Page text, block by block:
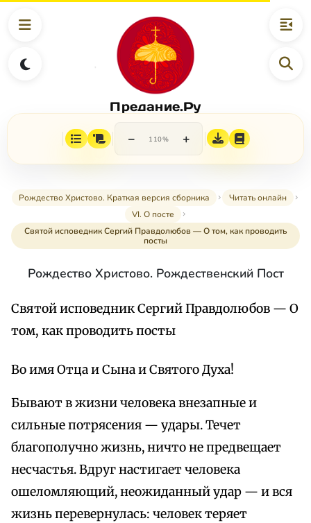
Предание.Ру
− 110% +
Рождество Христово. Краткая версия сборника
Читать онлайн
VI. О посте
Святой исповедник Сергий Правдолюбов — О том, как проводить
посты
Рождество Христово. Рождественский Пост
Святой исповедник Сергий Правдолюбов — О
том, как проводить посты
Во имя Отца и Сына и Святого Духа!
Бывают в жизни человека внезапные и
сильные потрясения — удары. Течет
благополучно жизнь, ничто не предвещает
несчастья. Вдруг настигает человека
ошеломляющий, неожиданный удар — и вся
жизнь перевернулась: человек теряет